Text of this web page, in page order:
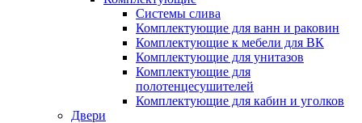
Системы слива
Комплектующие для ванн и раковин
Комплектующие к мебели для ВК
Комплектующие для унитазов
Комплектующие для
полотенцесушителей
Комплектующие для кабин и уголков
Двери